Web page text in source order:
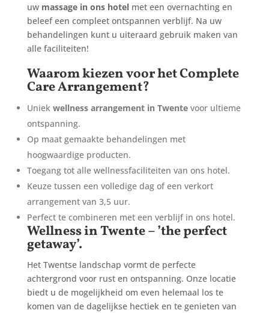
uw massage in ons hotelmet een overnachting en
beleef een compleet ontspannen verblijf. Na uw
behandelingen kunt u uiteraard gebruik maken van
alle faciliteiten!
Waarom kiezen voor het Complete
Care Arrangement?
Uniek wellness arrangement in Twentevoor ultieme
ontspanning.
Op maat gemaakte behandelingen met
hoogwaardige producten.
Toegang tot alle wellnessfaciliteiten van ons hotel.
Keuze tussen een volledige dag of een verkort
arrangement van 3,5 uur.
Perfect te combineren met een verblijf in ons hotel.
Wellness in Twente – ’the perfect
getaway’.
Het Twentse landschap vormt de perfecte
achtergrond voor rust en ontspanning. Onze locatie
biedt u de mogelijkheid om even helemaal los te
komen van de dagelijkse hectiek en te genieten van